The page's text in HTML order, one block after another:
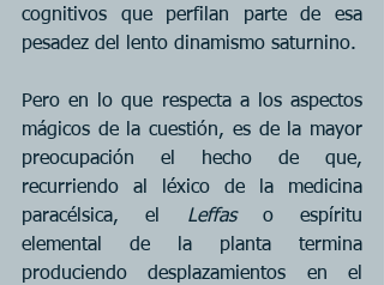
cognitivos que perfilan parte de esa
pesadez del lento dinamismo saturnino.
Pero en lo que respecta a los aspectos
mágicos de la cuestión, es de la mayor
preocupación el hecho de que,
recurriendo al léxico de la medicina
paracélsica, el Leffas o espíritu
elemental de la planta termina
produciendo desplazamientos en el